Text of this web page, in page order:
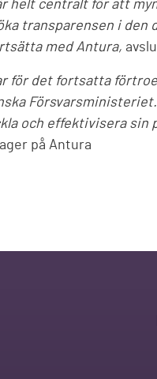
helt centralt för att
transparensen i den
med Antura,
för det fortsatta
och effektivisera sin
på Antura